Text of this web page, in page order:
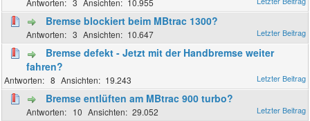
Bremse blockiert beim MBtrac 1300?
3 10.647
Bremse defekt - Jetzt mit der Handbremse weiter
fahren?
8 19.243
Bremse entlüften am MBtrac 900 turbo?
10 29.052